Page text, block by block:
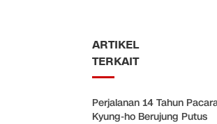
ARTIKEL
TERKAIT
Perjalanan 14 Tahun
Kyung-ho Berujung Putus